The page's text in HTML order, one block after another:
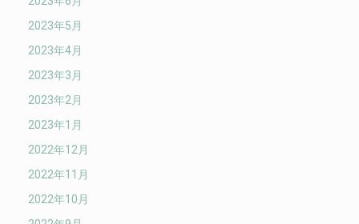
2023年5月
2023年4月
2023年3月
2023年2月
2023年1月
2022年12月
2022年11月
2022年10月